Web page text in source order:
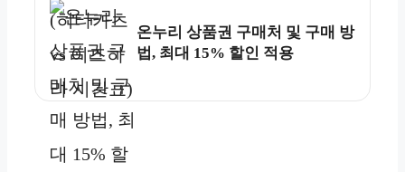
온누리 상품권 구매처 및 구매 방
법, 최대 15% 할인 적용